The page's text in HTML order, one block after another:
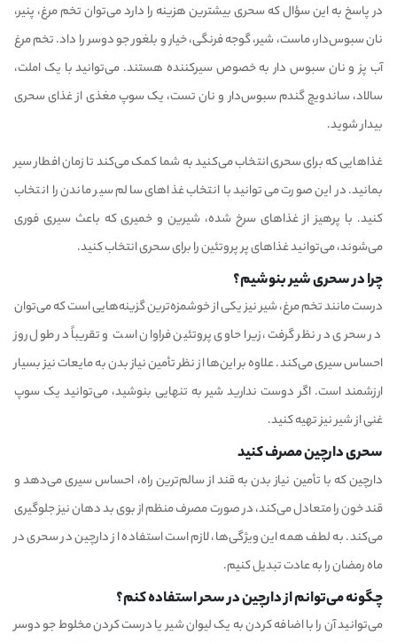
در پاسخ به این سؤال که سحری بیشترین هزینه را دارد می‌توان تخم مرغ، پنیر،
نان سبوس‌دار، ماست، شیر، گوجه فرنگی، خیار و بلغور جو دوسر را داد. تخم مرغ
آب پز و نان سبوس دار به خصوص سیر‌کننده هستند. می‌توانید با یک املت،
سالاد، ساندویچ گندم سبوس‌دار و نان تست، یک سوپ مغذی از غذای سحری
بیدار شوید.
غذا‌هایی که برای سحری انتخاب می‌کنید به شما کمک می‌کند تا زمان افطار سیر
بمانید. در این صورت می‌توانید با انتخاب غذا‌های سالم سیر ماندن را انتخاب
کنید. با پرهیز از غذا‌های سرخ شده، شیرین و خمیری که باعث سیری فوری
می‌شوند، می‌توانید غذا‌های پر پروتئین را برای سحری انتخاب کنید.
چرا در سحری شیر بنوشیم؟
درست مانند تخم مرغ، شیر نیز یکی از خوشمزه‌ترین گزینه‌هایی است که می‌توان
در سحری در نظر گرفت، زیرا حاوی پروتئین فراوان است و تقریباً در طول روز
احساس سیری می‌کند. علاوه بر این‌ها از نظر تأمین نیاز بدن به مایعات نیز بسیار
ارزشمند است. اگر دوست ندارید شیر به تنهایی بنوشید، می‌توانید یک سوپ
غنی از شیر نیز تهیه کنید.
سحری دارچین مصرف کنید
دارچین که با تأمین نیاز بدن به قند از سالم‌ترین راه، احساس سیری می‌دهد و
قند خون را متعادل می‌کند، در صورت مصرف منظم از بوی بد دهان نیز جلوگیری
می‌کند. به لطف همه این ویژگی‌ها، لازم است استفاده از دارچین در سحری در
ماه رمضان را به عادت تبدیل کنیم.
چگونه می‌توانم از دارچین در سحر استفاده کنم؟
می‌توانید آن را با اضافه کردن به یک لیوان شیر یا درست کردن مخلوط جو دوسر